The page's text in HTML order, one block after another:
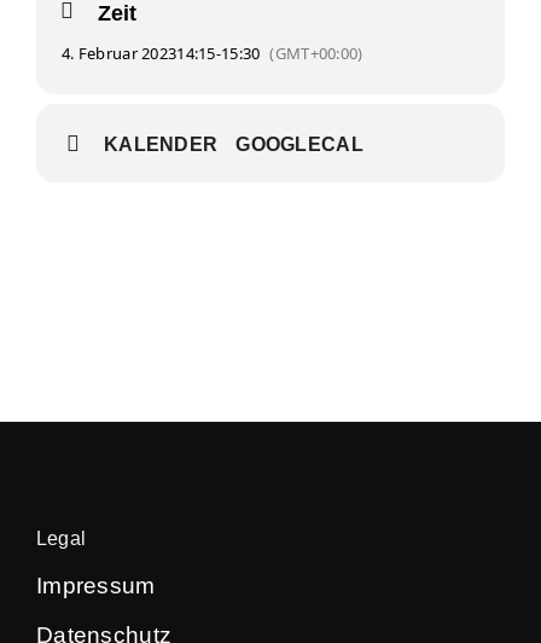
Zeit
4. Februar 202314:15-15:30 (GMT+00:00)
KALENDER GOOGLECAL
Legal
Impressum
Datenschutz